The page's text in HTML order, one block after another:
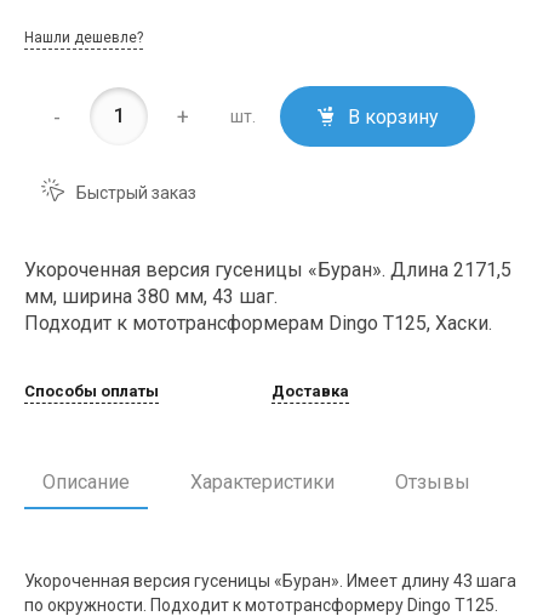
Нашли дешевле?
- + шт. В корзину
Быстрый заказ
Укороченная версия гусеницы «Буран». Длина 2171,5
мм, ширина 380 мм, 43 шаг.
Подходит к мототрансформерам Dingo T125, Хаски.
Способы оплаты Доставка
Описание Характеристики Отзывы
Укороченная версия гусеницы «Буран». Имеет длину 43 шага
по окружности. Подходит к мототрансформеру Dingo T125.